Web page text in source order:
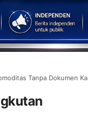
Tanpa Dokumen Karantina